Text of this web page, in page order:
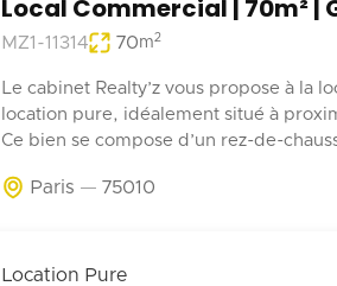
Local Commercial | 70m² |
MZ1-11314 70m2
Le cabinet Realty’z vous propose à la
location pure, idéalement situé à
Ce bien se compose d’un rez-de-
emplacements de stationnement en
Paris 75010
Location Pure